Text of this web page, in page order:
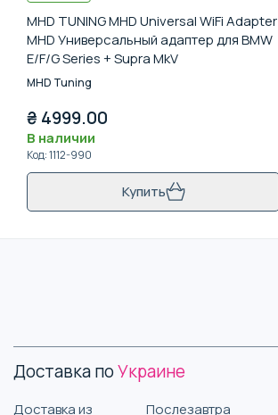
MHD TUNING MHD Universal WiFi Adapter
MHD Универсальный адаптер для BMW
E/F/G Series + Supra MkV
MHD Tuning
₴ 4999.00
В наличии
Код:1112-990
Купить
Доставка поУкраине
Доставка из
Послезавтра